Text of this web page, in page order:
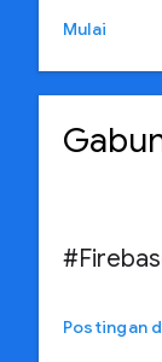
Mulai
Postingan